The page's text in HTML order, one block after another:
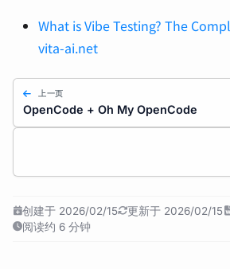
What is Vibe Testing? The
vita-ai.net
上一页
OpenCode + Oh My OpenCode
创建于 2026/02/15 更新于 2026/02/15
阅读约 6 分钟